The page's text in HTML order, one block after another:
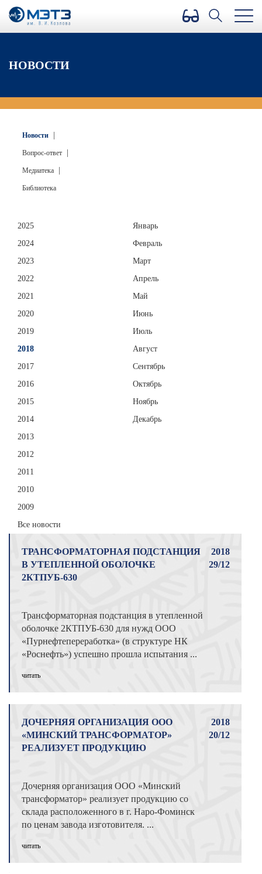
Версия для слабовидящих
НОВОСТИ
Новости
Вопрос-ответ
Медиатека
Библиотека
2025
2024
2023
2022
2021
2020
2019
2018
2017
2016
2015
2014
2013
2012
2011
2010
2009
Все новости
Январь
Февраль
Март
Апрель
Май
Июнь
Июль
Август
Сентябрь
Октябрь
Ноябрь
Декабрь
ТРАНСФОРМАТОРНАЯ ПОДСТАНЦИЯ
В УТЕПЛЕННОЙ ОБОЛОЧКЕ
2КТПУБ-630
2018
29/12
Трансформаторная подстанция в утепленной
оболочке 2КТПУБ-630 для нужд ООО
«Пурнефтепереработка» (в структуре НК
«Роснефть») успешно прошла испытания ...
читать
ДОЧЕРНЯЯ ОРГАНИЗАЦИЯ ООО
«МИНСКИЙ ТРАНСФОРМАТОР»
РЕАЛИЗУЕТ ПРОДУКЦИЮ
2018
20/12
Дочерняя организация ООО «Минский
трансформатор» реализует продукцию со
склада расположенного в г. Наро-Фоминск
по ценам завода изготовителя. ...
читать